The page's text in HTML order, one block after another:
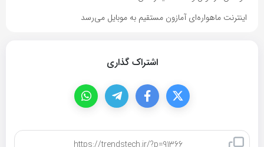
اینترنت ماهواره‌ای آمازون مستقیم به موبایل می‌رسد
اشتراک گذاری